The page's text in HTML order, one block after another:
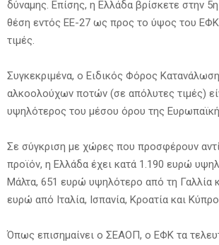
δύναμης. Επίσης, η Ελλάδα βρίσκετε στην
θέση εντός ΕΕ-27 ως προς το ύψος του
τιμές.
Συγκεκριμένα, ο Ειδικός Φόρος
αλκοολούχων ποτών (σε απόλυτες τιμές)
υψηλότερος του μέσου όρου της
Σε σύγκριση με χώρες που προσφέρουν
προϊόν, η Ελλάδα έχει κατά 1.190 ευρώ
Μάλτα, 651 ευρώ υψηλότερο από τη Γαλλία
ευρώ από Ιταλία, Ισπανία, Κροατία και Κύπρο.
Όπως επισημαίνει ο ΣΕΑΟΠ, ο ΕΦΚ τα